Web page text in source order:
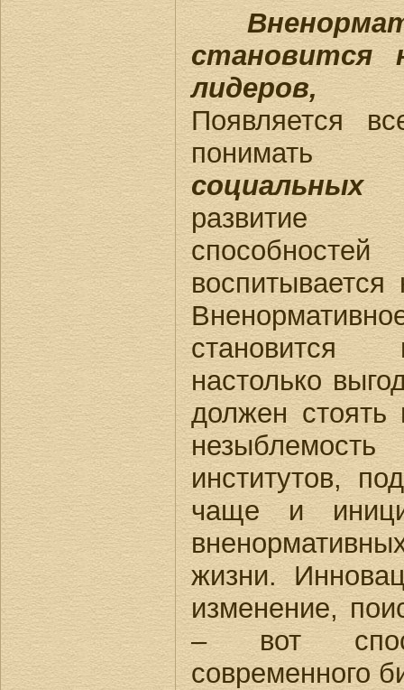
становится
лидеров,
Появляется
развитие
становится
настолько
должен стоять
институтов,
чаще и
жизни.
изменение,
– вот
современного